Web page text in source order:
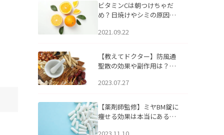
ビタミンCは朝つけちゃだ
め？日焼けやシミの原因に
2021.09.22
【教えてドクター】防風通
聖散の効果や副作用は？長
2023.07.27
【薬剤師監修】ミヤBM錠に
痩せる効果は本当にある